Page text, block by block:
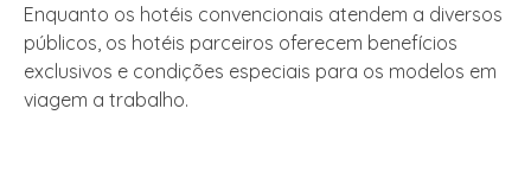
Enquanto os hotéis convencionais atendem a diversos
públicos, os hotéis parceiros oferecem benefícios
exclusivos e condições especiais para os modelos em
viagem a trabalho.